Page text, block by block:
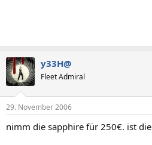
y33H@
Fleet Admiral
29. November 2006
nimm die sapphire für 250€. ist